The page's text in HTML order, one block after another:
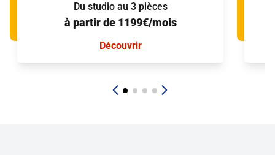
Du studio au 3 pièces
à partir de 1199€/mois
Découvrir